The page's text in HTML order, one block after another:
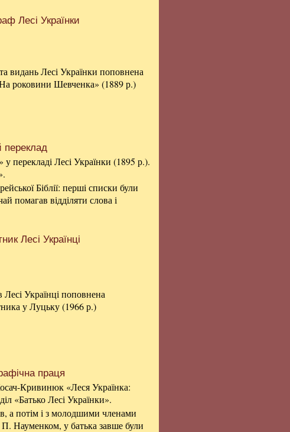
Лесі Українки
видань Лесі Українки поповнена
роковини Шевченка» (1889 р.)
переклад
перекладі Лесі Українки (1895 р.).
Біблії: перші списки були
помагав відділяти слова і
Лесі Українці
Лесі Українці поповнена
у Луцьку (1966 р.)
праця
Кривинюк «Леся Українка:
«Батько Лесі Українки».
а потім і з молодшими членами
Науменком, у батька завше були